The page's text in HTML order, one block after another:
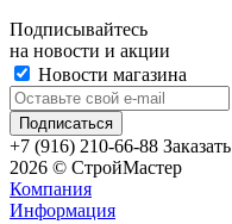
Подписывайтесь
на новости и акции
Новости магазина
+7 (916) 210-66-88
2026 © СтройМастер
Компания
Информация